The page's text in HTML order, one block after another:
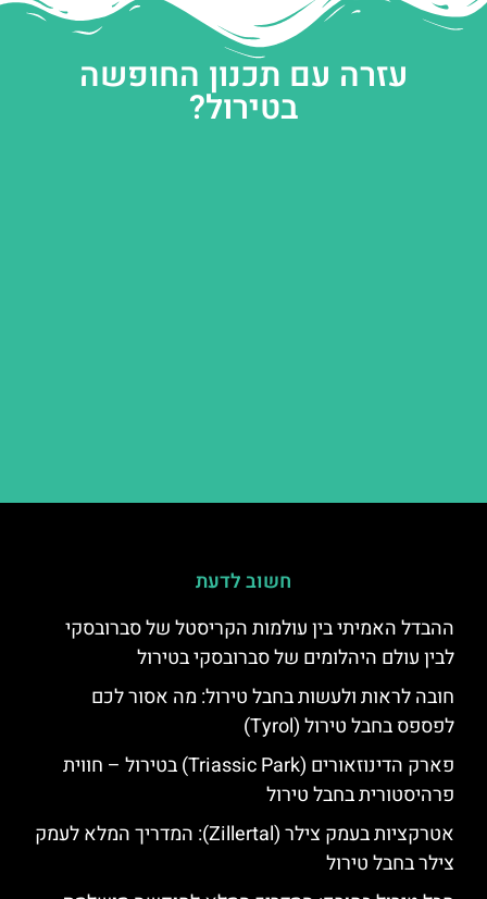
עזרה עם תכנון החופשה
בטירול?
חשוב לדעת
ההבדל האמיתי בין עולמות הקריסטל של סברובסקי
לבין עולם היהלומים של סברובסקי בטירול
חובה לראות ולעשות בחבל טירול: מה אסור לכם
לפספס בחבל טירול (Tyrol)
פארק הדינוזאורים (Triassic Park) בטירול – חווית
פרהיסטורית בחבל טירול
אטרקציות בעמק צילר (Zillertal): המדריך המלא לעמק
צילר בחבל טירול